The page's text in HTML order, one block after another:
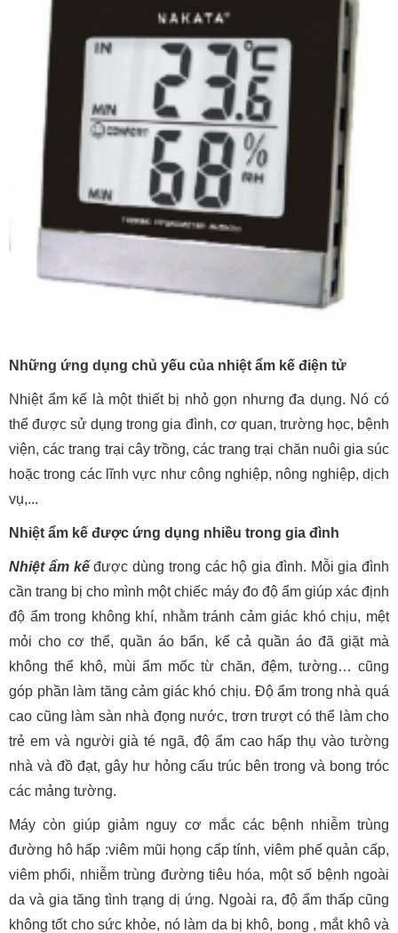
Những ứng dụng chủ yếu của nhiệt ẩm kế điện tử
Nhiệt ẩm kế là một thiết bị nhỏ gọn nhưng đa dụng. Nó có
thể được sử dụng trong gia đình, cơ quan, trường học, bệnh
viện, các trang trại cây trồng, các trang trại chăn nuôi gia súc
hoặc trong các lĩnh vực như công nghiệp, nông nghiệp, dịch
vụ,...
Nhiệt ẩm kế được ứng dụng nhiều trong gia đình
Nhiệt ẩm kếđược dùng trong các hộ gia đình. Mỗi gia đình
cần trang bị cho mình một chiếc máy đo độ ẩm giúp xác định
độ ẩm trong không khí, nhằm tránh cảm giác khó chịu, mệt
mỏi cho cơ thể, quần áo bẩn, kể cả quần áo đã giặt mà
không thể khô, mùi ẩm mốc từ chăn, đệm, tường… cũng
góp phần làm tăng cảm giác khó chịu. Độ ẩm trong nhà quá
cao cũng làm sàn nhà đọng nước, trơn trượt có thể làm cho
trẻ em và người già té ngã, độ ẩm cao hấp thụ vào tường
nhà và đồ đạt, gây hư hỏng cấu trúc bên trong và bong tróc
các mảng tường.
Máy còn giúp giảm nguy cơ mắc các bệnh nhiễm trùng
đường hô hấp :viêm mũi họng cấp tính, viêm phế quản cấp,
viêm phổi, nhiễm trùng đường tiêu hóa, một số bệnh ngoài
da và gia tăng tình trạng dị ứng. Ngoài ra, độ ẩm thấp cũng
không tốt cho sức khỏe, nó làm da bị khô, bong , mắt khô và